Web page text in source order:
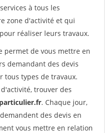
à tous les
zone d'activité et qui
réaliser leurs travaux.
permet de vous mettre en
demandant des devis
tous types de travaux.
trouver des
. Chaque jour,
des devis en
vous mettre en relation